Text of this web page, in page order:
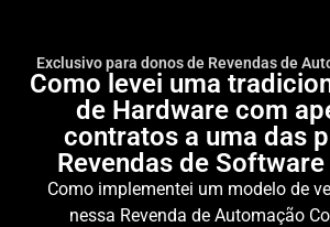
Exclusivo para donos de Revendas de
Como levei uma
de Hardware com
contratos a uma das
Revendas de Software
Como implementei um modelo de
nessa Revenda de Automação